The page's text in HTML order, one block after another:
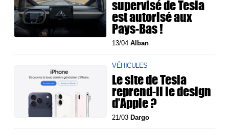
supervisé de Tesla
est autorisé aux
Pays-Bas !
13/04Alban
VÉHICULES
Le site de Tesla
reprend-il le design
d’Apple ?
21/03 Dargo